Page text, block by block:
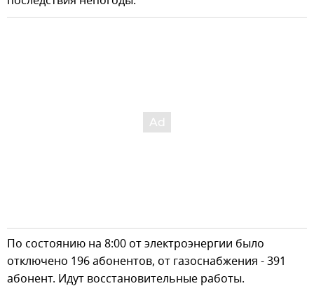
По состоянию на 8:00 от электроэнергии было
отключено 196 абонентов, от газоснабжения - 391
абонент. Идут восстановительные работы.